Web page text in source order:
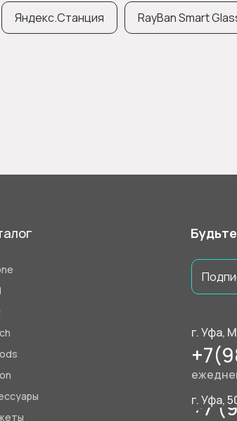
Яндекс.Станция RayBan Smart
г. Уфа,
г. Уфа,
+7